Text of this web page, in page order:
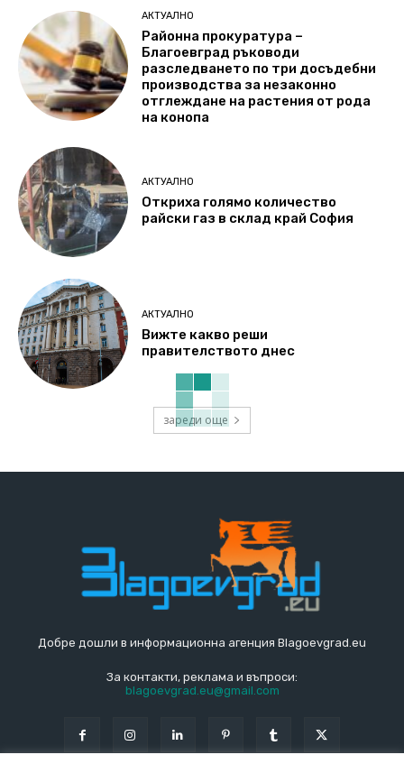
АКТУАЛНО
Районна прокуратура –
Благоевград ръководи
разследването по три досъдебни
производства за незаконно
отглеждане на растения от рода
на конопа
АКТУАЛНО
Откриха голямо количество
райски газ в склад край София
АКТУАЛНО
Вижте какво реши
правителството днес
зареди още
Добре дошли в информационна агенция Blagoevgrad.eu
За контакти, реклама и въпроси:
blagoevgrad.eu@gmail.com